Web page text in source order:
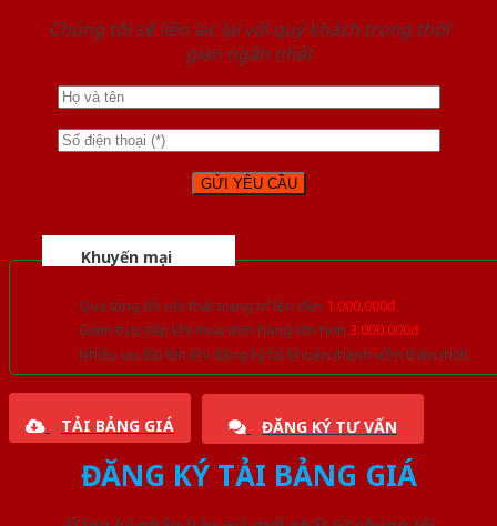
Chúng tôi sẽ liên lạc lại với quý khách trong thời
gian ngắn nhất
Khuyến mại
Quà tặng đồ nội thất trang trí lên đến 1.000.000đ
Giảm trực tiếp khi mua đơn hàng lớn hơn 3.000.000đ
Nhiều ưu đãi lớn khi đăng ký tài khoản thành viên thân thiết
TẢI BẢNG GIÁ ĐĂNG KÝ TƯ VẤN
ĐĂNG KÝ TẢI BẢNG GIÁ